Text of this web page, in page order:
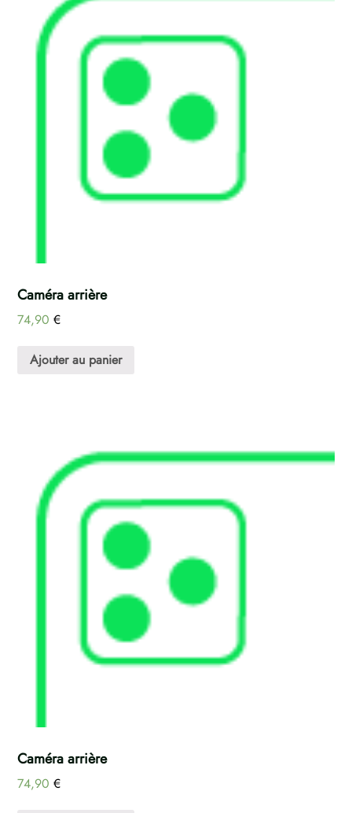
Caméra arrière
74,90 €
Ajouter au panier
Caméra arrière
74,90 €